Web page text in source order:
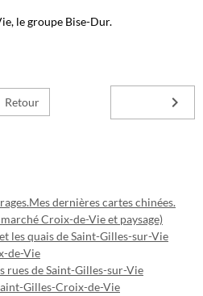
Retour
Mes dernières cartes chinées.
Croix-de-Vie et paysage)
les quais de Saint-Gilles-sur-Vie
de-Vie
rues de Saint-Gilles-sur-Vie
Gilles-Croix-de-Vie